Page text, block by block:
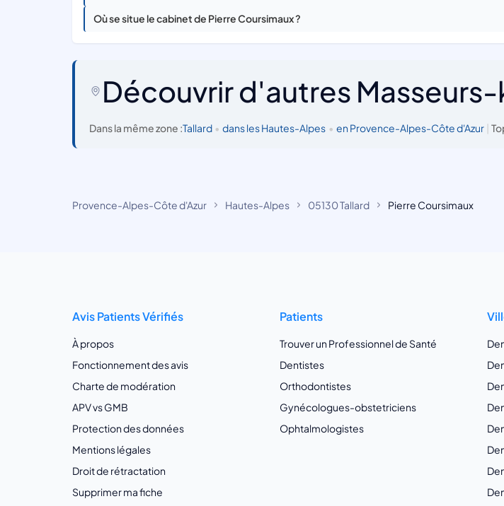
Où se situe le cabinet de Pierre Coursimaux ?
Découvrir d'autres
Dans la même zone :Tallard • dans les Hautes-Alpes • en Provence-Alpes-Côte d'Azur |
Provence-Alpes-Côte d'Azur Hautes-Alpes 05130 Tallard Pierre Coursimaux
Avis Patients Vérifiés
À propos
Fonctionnement des avis
Charte de modération
APV vs GMB
Protection des données
Mentions légales
Droit de rétractation
Supprimer ma fiche
Patients
Trouver un Professionnel de Santé
Dentistes
Orthodontistes
Gynécologues-obstetriciens
Ophtalmologistes